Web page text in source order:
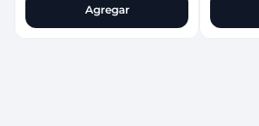
Agregar